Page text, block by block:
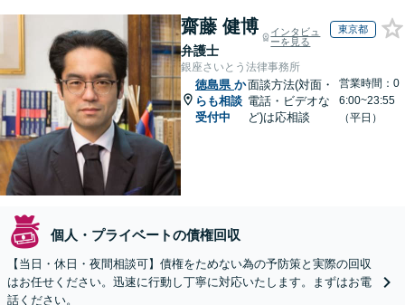
齋藤 健博
弁護士
インタビュ
ーを見る
東京都
銀座さいとう法律事務所
徳島県 か
らも相談
受付中
面談方法(対面・
電話・ビデオな
ど)は応相談
営業時間：0
6:00~23:55
（平日）
個人・プライベートの債権回収
【当日・休日・夜間相談可】債権をためない為の予防策と実際の回収
はお任せください。迅速に行動し丁寧に対応いたします。まずはお電
話ください。